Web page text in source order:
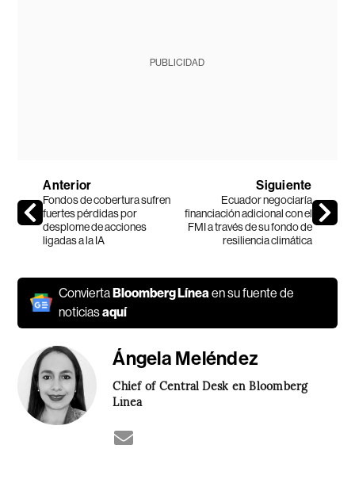
PUBLICIDAD
Anterior
Fondos de cobertura sufren
fuertes pérdidas por
desplome de acciones
ligadas a la IA
Siguiente
Ecuador negociaría
financiación adicional con el
FMI a través de su fondo de
resiliencia climática
ConviertaBloomberg Línea en su fuente de
noticiasaquí
Ángela Meléndez
Chief of Central Desk en Bloomberg
Línea